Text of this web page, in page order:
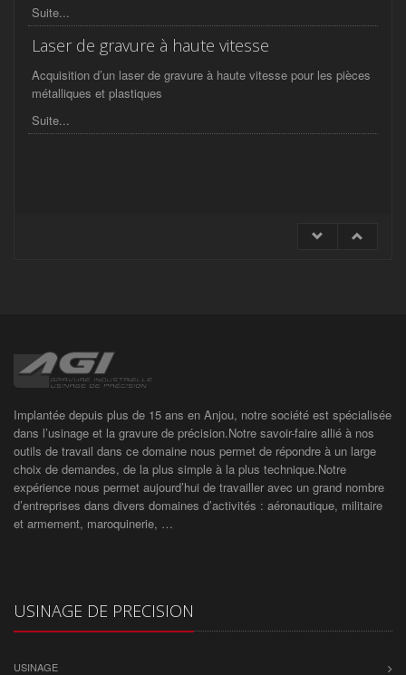
Suite...
Laser de gravure à haute vitesse
Acquisition d’un laser de gravure à haute vitesse pour les pièces
métalliques et plastiques
Suite...
Implantée depuis plus de 15 ans en Anjou, notre société est spécialisée
dans l’usinage et la gravure de précision.Notre savoir-faire allié à nos
outils de travail dans ce domaine nous permet de répondre à un large
choix de demandes, de la plus simple à la plus technique.Notre
expérience nous permet aujourd’hui de travailler avec un grand nombre
d’entreprises dans divers domaines d’activités : aéronautique, militaire
et armement, maroquinerie, …
USINAGE DE PRECISION
USINAGE